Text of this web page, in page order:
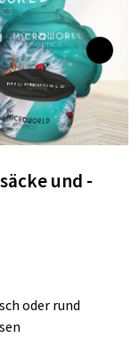
und -
oder rund